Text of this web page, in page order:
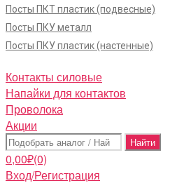
Посты ПКТ пластик (подвесные)
Посты ПКУ металл
Посты ПКУ пластик (настенные)
Контакты силовые
Напайки для контактов
Проволока
Акции
Поиск:
0,00₽(0)
Вход/Регистрация